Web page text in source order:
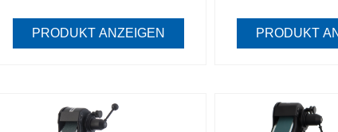
PRODUKT ANZEIGEN PRODUKT